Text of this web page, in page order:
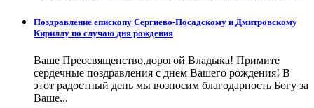
Поздравление епископу Сергиево-Посадскому и Дмитровскому
Кириллу по случаю дня рождения
Ваше Преосвященство,дорогой Владыка! Примите
сердечные поздравления с днём Вашего рождения! В
этот радостный день мы возносим благодарность Богу за
Ваше...